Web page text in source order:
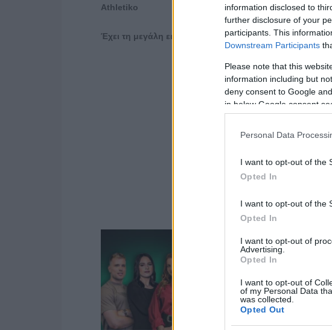
information disclosed to
further disclosure of your
participants. This
Downstream Participants
Please note that this
information including but
deny consent to Google
in below Google consent
Personal Data
I want to opt-out of the
Opted In
I want to opt-out of the
Opted In
I want to opt-out of
Advertising.
Opted In
I want to opt-out of
of my Personal Data
was collected.
Opted Out
Athletiko
Έχει τη μεγάλη εικόνα